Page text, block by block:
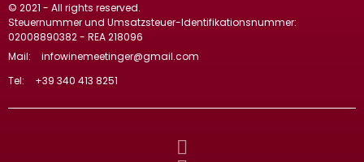
© 2021 - All rights reserved.
Steuernummer und Umsatzsteuer-Identifikationsnummer:
02008890382 - REA 218096
Mail:
infowinemeetinger@gmail.com
Tel:
+39 340 413 8251